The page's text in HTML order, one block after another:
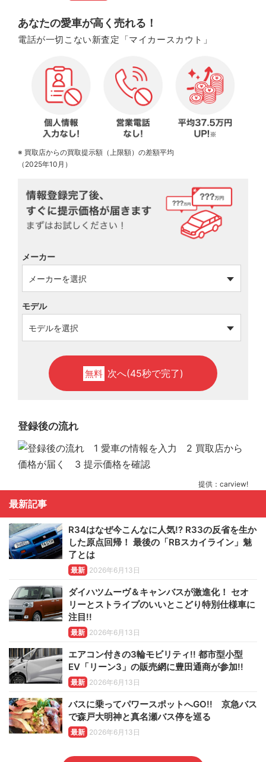
あなたの愛車が高く売れる！
電話が一切こない新査定「マイカースカウト」
※ 買取店からの買取提示額（上限額）の差額平均
（2025年10月）
メーカー
モデル
無料 次へ(45秒で完了)
登録後の流れ
提供：carview!
最新記事
R34はなぜ今こんなに人気!? R33の反省を生か
した原点回帰！ 最後の「RBスカイライン」魅
了とは
最新 2026年6月13日
ダイハツムーヴ＆キャンバスが激進化！ セオ
リーとストライプのいいとこどり特別仕様車に
注目!!
最新 2026年6月13日
エアコン付きの3輪モビリティ!! 都市型小型
EV「リーン3」の販売網に豊田通商が参加!!
最新 2026年6月13日
バスに乗ってパワースポットへGO!! 京急バス
で森戸大明神と真名瀬バス停を巡る
最新 2026年6月13日